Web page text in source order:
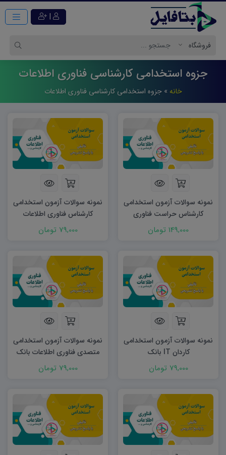
|
جزوه استخدامی کارشناسی فناوری اطلاعات
خانه »جزوه استخدامی کارشناسی فناوری اطلاعات
نمونه سوالات آزمون استخدامی
کارشناس حراست فناوری
اطلاعات
149,000 تومان
نمونه سوالات آزمون استخدامی
کارشناس فناوری اطلاعات
79,000 تومان
نمونه سوالات آزمون استخدامی
کاردان IT بانک
79,000 تومان
نمونه سوالات آزمون استخدامی
متصدی فناوری اطلاعات بانک
79,000 تومان